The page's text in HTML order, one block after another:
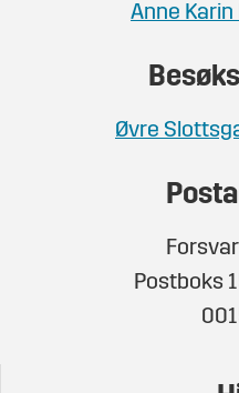
Anne Karin
Øvre
Postboks